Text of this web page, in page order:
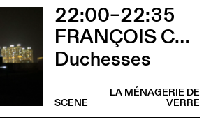
22:00–22:35
FRANÇOIS CHAIGNAUD & MARIE-CAROLINE HOMINAL
Duchesses
LA MÉNAGERIE DE
VERRE
SCENE